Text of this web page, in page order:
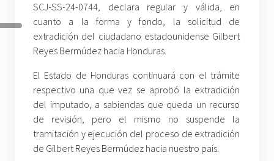
SCJ-SS-24-0744, declara regular y válida, en
cuanto a la forma y fondo, la solicitud de
extradición del ciudadano estadounidense Gilbert
Reyes Bermúdez hacia Honduras.
El Estado de Honduras continuará con el trámite
respectivo una que vez se aprobó la extradición
del imputado, a sabiendas que queda un recurso
de revisión, pero el mismo no suspende la
tramitación y ejecución del proceso de extradición
de Gilbert Reyes Bermúdez hacia nuestro país.